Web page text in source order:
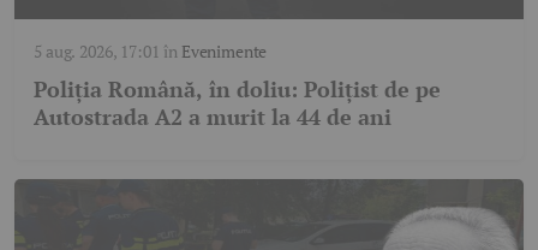
5 aug. 2026, 17:01 în Evenimente
Poliția Română, în doliu: Polițist de pe
Autostrada A2 a murit la 44 de ani